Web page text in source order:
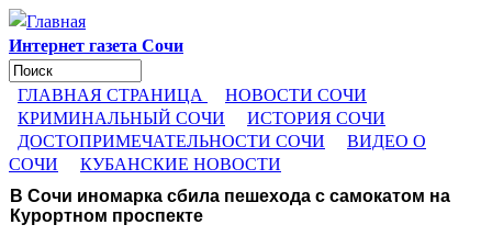
Перейти к основному содержанию
Интернет газета Сочи
Форма поиска
Поиск
ГЛАВНАЯ СТРАНИЦА
НОВОСТИ СОЧИ
КРИМИНАЛЬНЫЙ СОЧИ
ИСТОРИЯ СОЧИ
ДОСТОПРИМЕЧАТЕЛЬНОСТИ СОЧИ
ВИДЕО О
СОЧИ
КУБАНСКИЕ НОВОСТИ
В Сочи иномарка сбила пешехода с самокатом на
Курортном проспекте